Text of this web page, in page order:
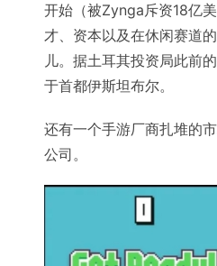
开始（被Zynga斥资18亿
才、资本以及在休闲赛道
儿。据土耳其投资局此前
于首都伊斯坦布尔。
还有一个手游厂商扎堆的
公司。